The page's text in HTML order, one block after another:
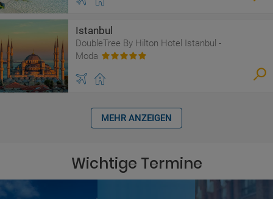
Istanbul
DoubleTree By Hilton Hotel Istanbul -
Moda
MEHR ANZEIGEN
Wichtige Termine